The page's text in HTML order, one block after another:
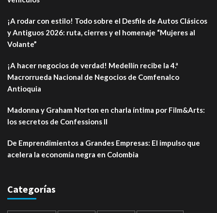
¡A rodar con estilo! Todo sobre el Desfile de Autos Clásicos
y Antiguos 2026: ruta, cierres y el homenaje “Mujeres al
Volante”
¡A hacer negocios de verdad! Medellín recibe la 4.ª
Macrorrueda Nacional de Negocios de Comfenalco
Antioquia
Madonna y Graham Norton en charla íntima por Film&Arts:
los secretos de Confessions II
De Emprendimientos a Grandes Empresas: El impulso que
acelera la economía negra en Colombia
Categorías